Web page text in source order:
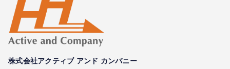
株式会社アクティブ アンド カンパニー